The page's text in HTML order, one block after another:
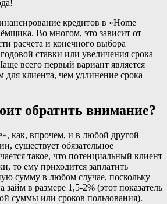
кредитов в «Home
Во многом, это зависит от
расчета и конечного выбора
ставки или увеличения срока
всего первый вариант является
для клиента, чем удлинение срока
обратить внимание?
как, впрочем, и в любой другой
существует обязательное
такое, что потенциальный клиент
то ему приходится заплатить
сумму в любом случае, поскольку
займ в размере 1,5-2% (этот показатель
суммы или сроков пользования).